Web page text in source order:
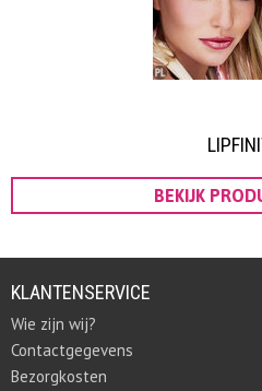
BEKIJK
KLANTENSERVICE
Wie zijn wij?
Contactgegevens
Bezorgkosten